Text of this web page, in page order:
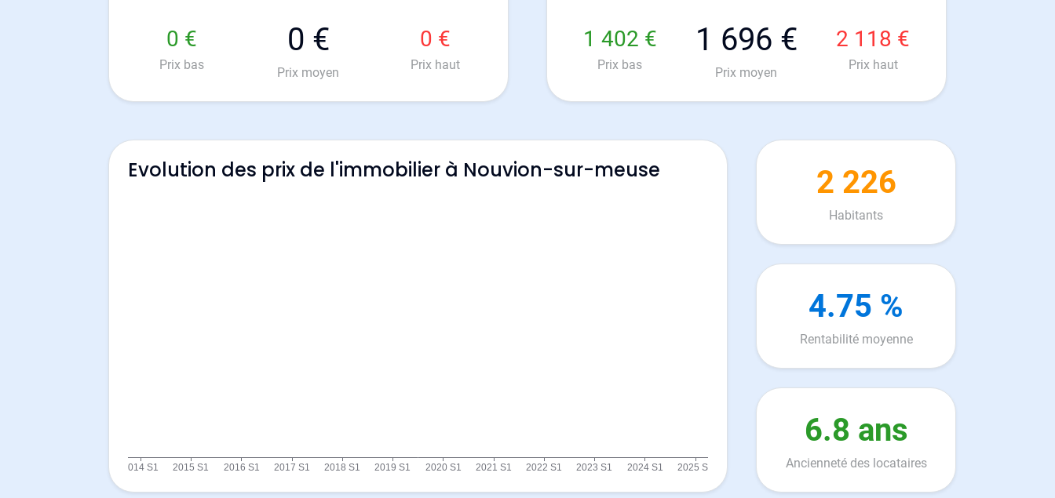
0 €
Prix bas
0 €
Prix moyen
0 €
Prix haut
1 402 €
Prix bas
1 696 €
Prix moyen
2 118 €
Prix haut
Evolution des prix de l'immobilier à Nouvion-sur-meuse 2 226
Habitants
4.75 %
Rentabilité moyenne
6.8 ans
Ancienneté des locataires